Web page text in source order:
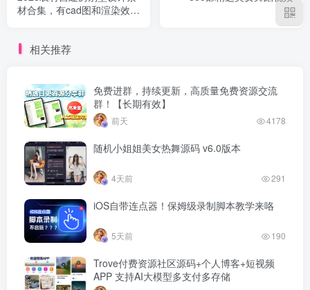
材合集，有cad图和渲染效果
相关推荐
免费进群，持续更新，高质量免费资源交流
群！【长期有效】
前天 4178
随机小姐姐美女热舞源码 v6.0版本
4天前 291
iOS自带连点器！保姆级录制脚本教学来咯
5天前 190
Trove付费资源社区源码+个人博客+短视频
APP 支持AI大模型多支付多存储